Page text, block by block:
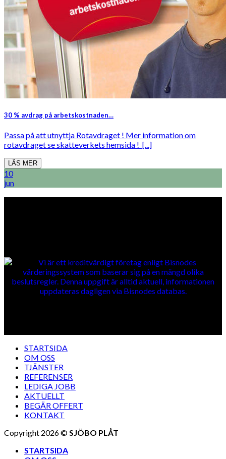
30 % avdrag på arbetskostnaden…
Passa på att utnyttja Rotavdraget ! Mer information om
rotavdraget se skatteverkets hemsida ! [...]
LÄS MER
10
jun
STARTSIDA
OM OSS
TJÄNSTER
REFERENSER
LEDIGA JOBB
AKTUELLT
BEGÄR OFFERT
KONTAKT
Copyright 2026 ©SJÖBO PLÅT
STARTSIDA